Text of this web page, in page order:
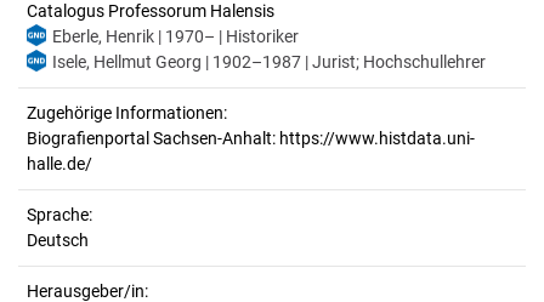
Catalogus Professorum Halensis
Eberle, Henrik | 1970– | Historiker
Isele, Hellmut Georg | 1902–1987 | Jurist; Hochschullehrer
Zugehörige Informationen:
Biografienportal Sachsen-Anhalt: https://www.histdata.uni-
halle.de/
Sprache:
Deutsch
Herausgeber/in: